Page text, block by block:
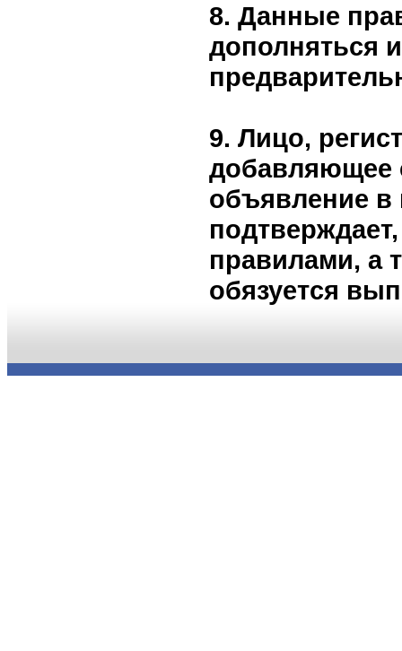
8. Данные
дополняться
9. Лицо,
добавляющее
объявление в
правилами, а
обязуется